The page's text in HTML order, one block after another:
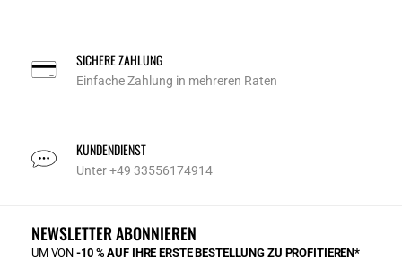
SICHERE ZAHLUNG
Einfache Zahlung in mehreren Raten
KUNDENDIENST
Unter +49 33556174914
NEWSLETTER ABONNIEREN
UM VON-10 % AUF IHRE ERSTE BESTELLUNG ZU PROFITIEREN*